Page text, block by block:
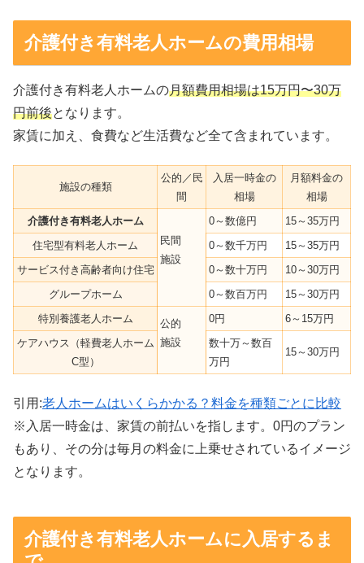
介護付き有料老人ホームの費用相場
介護付き有料老人ホームの月額費用相場は15万円〜30万
円前後となります。
家賃に加え、食費など生活費など全て含まれています。
施設の種類
公的／民
間
入居一時金の
相場
月額料金の
相場
介護付き有料老人ホーム
民間
施設
0～数億円
15～35万円
住宅型有料老人ホーム
0～数千万円
15～35万円
サービス付き高齢者向け住宅
0～数十万円
10～30万円
グループホーム
0～数百万円
15～30万円
特別養護老人ホーム
公的
施設
0円
6～15万円
ケアハウス（軽費老人ホーム
C型）
数十万～数百
万円
15～30万円
引用:老人ホームはいくらかかる？料金を種類ごとに比較
※入居一時金は、家賃の前払いを指します。0円のプラン
もあり、その分は毎月の料金に上乗せされているイメージ
となります。
介護付き有料老人ホームに入居するま